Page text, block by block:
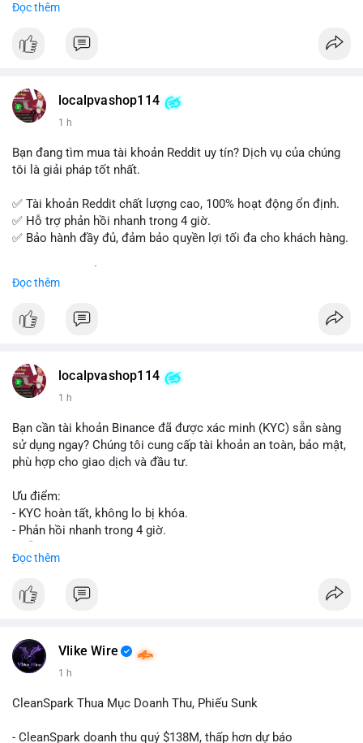
gồm tài liệu toàn diện, câu hỏi thực hành, bài thi thử sát thực
Đăng ký ngay hôm nay để nâng cao năng lực và mở rộng cơ
Đọc thêm
localpvashop114
1 h
Bạn đang tìm mua tài khoản Reddit uy tín? Dịch vụ của chúng
tôi là giải pháp tốt nhất.
✅ Tài khoản Reddit chất lượng cao, 100% hoạt động ổn định.
✅ Hỗ trợ phản hồi nhanh trong 4 giờ.
✅ Bảo hành đầy đủ, đảm bảo quyền lợi tối đa cho khách hàng.
📞 WhatsApp: +1 660 215-8938
📧 Email: localpvashop@gmail.com
của bạn!
Đọc thêm
localpvashop114
1 h
Bạn cần tài khoản Binance đã được xác minh (KYC) sẵn sàng
sử dụng ngay? Chúng tôi cung cấp tài khoản an toàn, bảo mật,
phù hợp cho giao dịch và đầu tư.
Ưu điểm:
- KYC hoàn tất, không lo bị khóa.
- Phản hồi nhanh trong 4 giờ.
📞 WhatsApp: +1 660 215-8938
Đọc thêm
Vlike Wire
1 h
CleanSpark Thua Mục Doanh Thu, Phiếu Sunk
- CleanSpark doanh thu quý $138M, thấp hơn dự báo